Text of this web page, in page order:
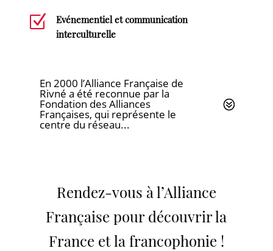
Z
Evénementiel et communication
interculturelle
En 2000 l’Alliance Française de
Rivné a été reconnue par la
Fondation des Alliances
Françaises, qui représente le
centre du réseau...
Rendez-vous à l’Alliance
Française pour découvrir la
France et la francophonie !